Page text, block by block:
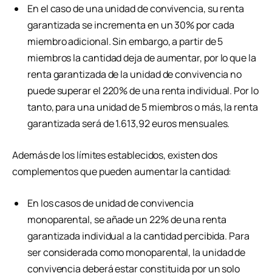
En el caso de una unidad de convivencia, su renta
garantizada se incrementa en un 30% por cada
miembro adicional. Sin embargo, a partir de 5
miembros la cantidad deja de aumentar, por lo que la
renta garantizada de la unidad de convivencia no
puede superar el 220% de una renta individual. Por lo
tanto, para una unidad de 5 miembros o más, la renta
garantizada será de 1.613,92 euros mensuales.
Además de los límites establecidos, existen dos
complementos que pueden aumentar la cantidad:
En los casos de unidad de convivencia
monoparental, se añade un 22% de una renta
garantizada individual a la cantidad percibida. Para
ser considerada como monoparental, la unidad de
convivencia deberá estar constituida por un solo